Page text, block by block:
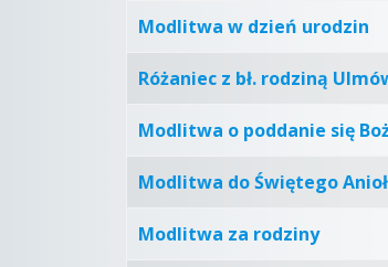
Modlitwa w dzień urodzin
Różaniec z bł. rodziną
Modlitwa o poddanie się
Modlitwa do Świętego
Modlitwa za rodziny